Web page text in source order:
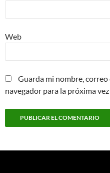
Web
Guarda mi nombre,
navegador para la próxima